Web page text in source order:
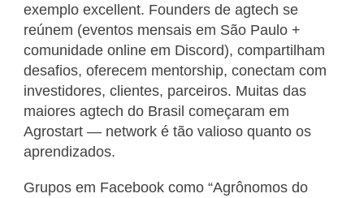
exemplo excellent. Founders de agtech se
reúnem (eventos mensais em São Paulo +
comunidade online em Discord), compartilham
desafios, oferecem mentorship, conectam com
investidores, clientes, parceiros. Muitas das
maiores agtech do Brasil começaram em
Agrostart — network é tão valioso quanto os
aprendizados.
Grupos em Facebook como “Agrônomos do